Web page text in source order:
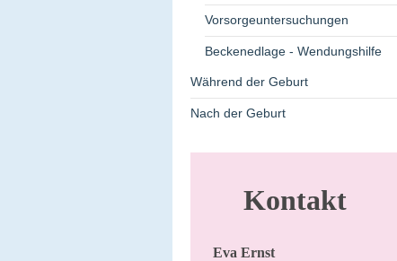
Vorsorgeuntersuchungen
Beckenedlage - Wendungshilfe
Während der Geburt
Nach der Geburt
Kontakt
Eva Ernst